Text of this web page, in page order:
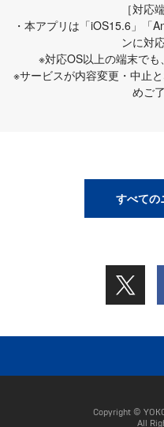
［対応
・本アプリは「iOS15.6」「
ンに対
※対応OS以上の端末で
※サービスが内容変更・中止
めご
すべての
Copyright ©
All